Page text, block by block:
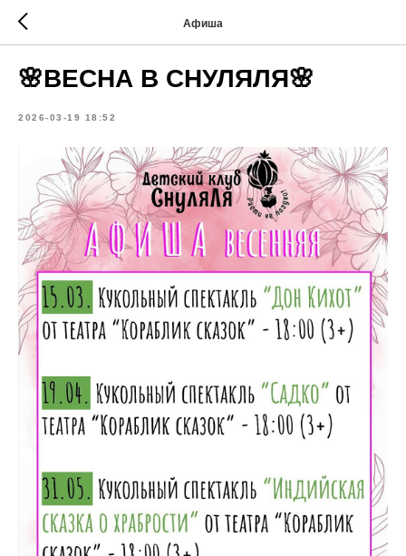
Афиша
🌸ВЕСНА В СНУЛЯЛЯ🌸
2026-03-19 18:52